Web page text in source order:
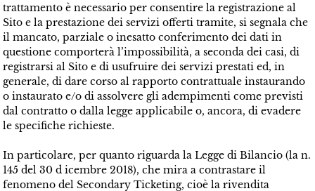
trattamento è necessario per consentire la registrazione al
Sito e la prestazione dei servizi offerti tramite, si segnala che
il mancato, parziale o inesatto conferimento dei dati in
questione comporterà l’impossibilità, a seconda dei casi, di
registrarsi al Sito e di usufruire dei servizi prestati ed, in
generale, di dare corso al rapporto contrattuale instaurando
o instaurato e/o di assolvere gli adempimenti come previsti
dal contratto o dalla legge applicabile o, ancora, di evadere
le specifiche richieste.
In particolare, per quanto riguarda la Legge di Bilancio (la n.
145 del 30 d icembre 2018), che mira a contrastare il
fenomeno del Secondary Ticketing, cioè la rivendita